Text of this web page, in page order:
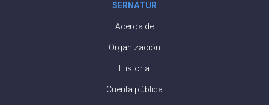
SERNATUR
Acerca de
Organización
Historia
Cuenta pública